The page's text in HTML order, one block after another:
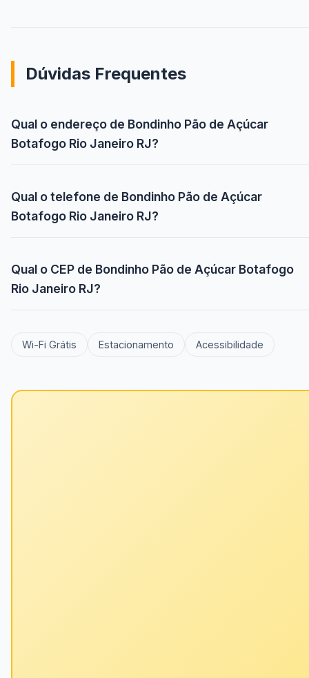
Dúvidas Frequentes
Qual o endereço de Bondinho Pão de Açúcar
Botafogo Rio Janeiro RJ?
Qual o telefone de Bondinho Pão de Açúcar
Botafogo Rio Janeiro RJ?
Qual o CEP de Bondinho Pão de Açúcar Botafogo
Rio Janeiro RJ?
Wi-Fi Grátis Estacionamento Acessibilidade